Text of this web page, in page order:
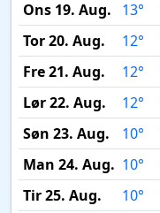
Ons 19. Aug. 13°
Tor 20. Aug.
12°
Fre 21. Aug.
12°
Lør 22. Aug.
12°
Søn 23. Aug.
10°
Man 24. Aug. 10°
Tir 25. Aug.
10°